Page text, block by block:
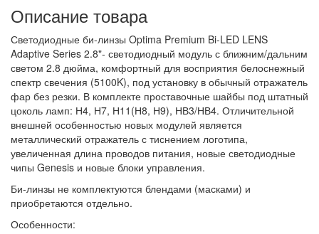
Описание товара
Светодиодные би-линзы Optima Premium Bi-LED LENS
Adaptive Series 2.8"- светодиодный модуль с ближним/дальним
светом 2.8 дюйма, комфортный для восприятия белоснежный
спектр свечения (5100K), под установку в обычный отражатель
фар без резки. В комплекте проставочные шайбы под штатный
цоколь ламп: Н4, Н7, Н11(Н8, Н9), НВ3/НВ4. Отличительной
внешней особенностью новых модулей является
металлический отражатель с тиснением логотипа,
увеличенная длина проводов питания, новые светодиодные
чипы Genesis и новые блоки управления.
Би-линзы не комплектуются блендами (масками) и
приобретаются отдельно.
Особенности: